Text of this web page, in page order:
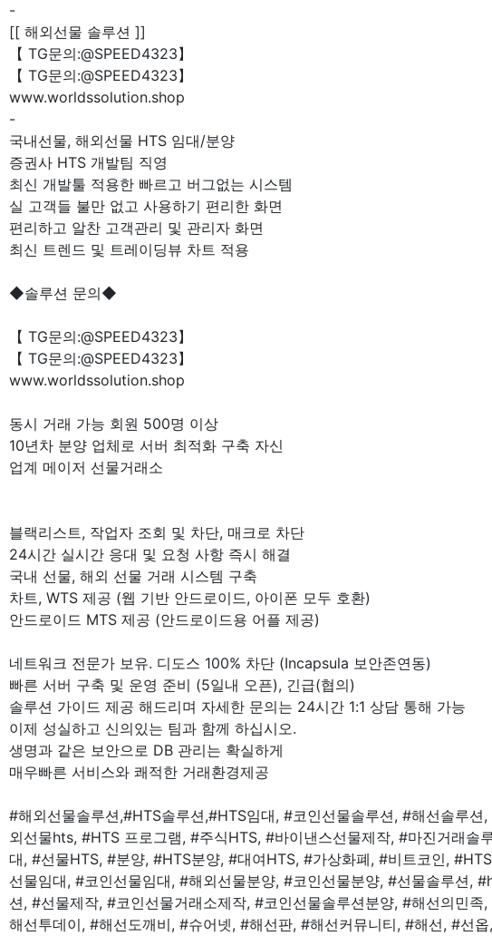
-
[[ 해외선물 솔루션 ]]
【 TG문의:@SPEED4323】
【 TG문의:@SPEED4323】
www.worldssolution.shop
-
국내선물, 해외선물 HTS 임대/분양
증권사 HTS 개발팀 직영
최신 개발툴 적용한 빠르고 버그없는 시스템
실 고객들 불만 없고 사용하기 편리한 화면
편리하고 알찬 고객관리 및 관리자 화면
최신 트렌드 및 트레이딩뷰 차트 적용
◆솔루션 문의◆
【 TG문의:@SPEED4323】
【 TG문의:@SPEED4323】
www.worldssolution.shop
동시 거래 가능 회원 500명 이상
10년차 분양 업체로 서버 최적화 구축 자신
업계 메이저 선물거래소
블랙리스트, 작업자 조회 및 차단, 매크로 차단
24시간 실시간 응대 및 요청 사항 즉시 해결
국내 선물, 해외 선물 거래 시스템 구축
차트, WTS 제공 (웹 기반 안드로이드, 아이폰 모두 호환)
안드로이드 MTS 제공 (안드로이드용 어플 제공)
네트워크 전문가 보유. 디도스 100% 차단 (Incapsula 보안존연동)
빠른 서버 구축 및 운영 준비 (5일내 오픈), 긴급(협의)
솔루션 가이드 제공 해드리며 자세한 문의는 24시간 1:1 상담 통해 가능
이제 성실하고 신의있는 팀과 함께 하십시오.
생명과 같은 보안으로 DB 관리는 확실하게
매우빠른 서비스와 쾌적한 거래환경제공
#해외선물솔루션,#HTS솔루션,#HTS임대, #코인선물솔루션, #해선솔루션
외선물hts, #HTS 프로그램, #주식HTS, #바이낸스선물제작, #마진거래솔
대, #선물HTS, #분양, #HTS분양, #대여HTS, #가상화폐, #비트코인,
선물임대, #코인선물임대, #해외선물분양, #코인선물분양, #선물솔루션,
션, #선물제작, #코인선물거래소제작, #코인선물솔루션분양, #해선의민
해선투데이, #해선도깨비, #슈어넷, #해선판, #해선커뮤니티, #해선, #선